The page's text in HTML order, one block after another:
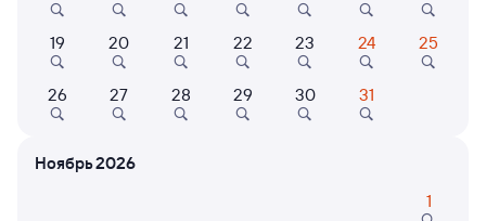
Выбор любимых мест на схемах вагонов
Подробные ответы на вопросы о поездке или
СМС-сопровождение до посадки в поезд
Оформление без регистрации на сайте
19 20 21 22 23 24 25
26 27 28 29 30 31
Ноябрь 2026
1